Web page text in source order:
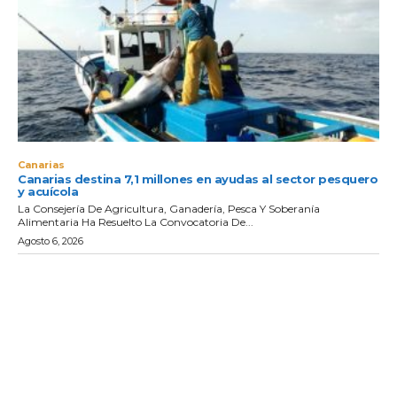
Canarias
Canarias destina 7,1 millones en ayudas al sector pesquero
y acuícola
La Consejería De Agricultura, Ganadería, Pesca Y Soberanía
Alimentaria Ha Resuelto La Convocatoria De...
Agosto 6, 2026